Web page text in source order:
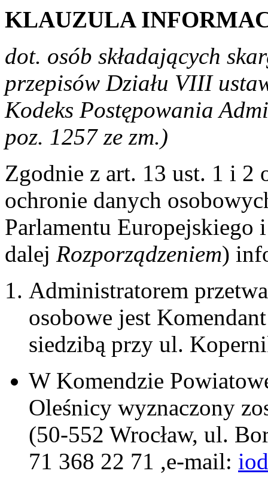
KLAUZULA
dot. osób składających
przepisów Działu VIII
Kodeks Postępowania
poz. 1257 ze zm.)
Zgodnie z art. 13 ust. 1 i 2
ochronie danych
Parlamentu Europejskiego
dalej Rozporządzeniem)
Administratorem
osobowe jest
siedzibą przy ul.
W Komendzie
Oleśnicy wyznaczony
(50-552 Wrocław, ul.
71 368 22 71 ,e-mail: